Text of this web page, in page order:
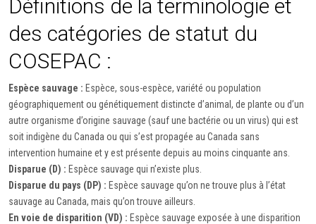
Définitions de la terminologie et
des catégories de statut du
COSEPAC :
Espèce sauvage : Espèce, sous-espèce, variété ou population
géographiquement ou génétiquement distincte d’animal, de plante ou d’un
autre organisme d’origine sauvage (sauf une bactérie ou un virus) qui est
soit indigène du Canada ou qui s’est propagée au Canada sans
intervention humaine et y est présente depuis au moins cinquante ans.
Disparue (D) : Espèce sauvage qui n’existe plus.
Disparue du pays (DP) : Espèce sauvage qu’on ne trouve plus à l’état
sauvage au Canada, mais qu’on trouve ailleurs.
En voie de disparition (VD) : Espèce sauvage exposée à une disparition